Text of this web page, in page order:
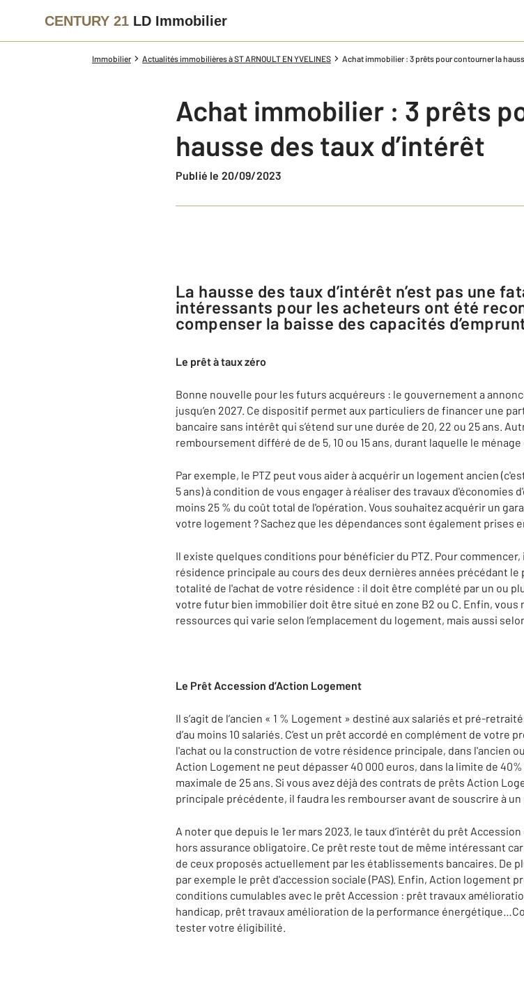
CENTURY 21 LD Immobilier
Immobilier Actualités immobilières à ST ARNOULT EN YVELINES Achat immobilier : 3 prêts pour contourner la
Achat immobilier : 3 prêts
hausse des taux d’intérêt
Publié le 20/09/2023
La hausse des taux d’intérêt n’est pas une fatalité. Plusieurs prêts très
intéressants pour les acheteurs ont été
compenser la baisse des capacités
Le prêt à taux zéro
Bonne nouvelle pour les futurs acquéreurs : le gouvernement a
jusqu’en 2027. Ce dispositif permet aux particuliers de financer une
bancaire sans intérêt qui s’étend sur une durée de 20, 22 ou 25 ans.
remboursement différé de de 5, 10 ou 15 ans, durant laquelle le
Par exemple, le PTZ peut vous aider à acquérir un logement ancien
5 ans) à condition de vous engager à réaliser des travaux
moins 25 % du coût total de l'opération. Vous souhaitez acquérir un
votre logement ? Sachez que les dépendances sont également prises
Il existe quelques conditions pour bénéficier du PTZ. Pour
résidence principale au cours des deux dernières années précédant le
totalité de l'achat de votre résidence : il doit être complété par un ou
votre futur bien immobilier doit être situé en zone B2 ou C. Enfin, vous
ressources qui varie selon l’emplacement du logement, mais aussi
Le Prêt Accession d’Action Logement
Il s’agit de l’ancien « 1 % Logement » destiné aux salariés et pré-
d’au moins 10 salariés. C’est un prêt accordé en complément de
l'achat ou la construction de votre résidence principale, dans l'ancien
Action Logement ne peut dépasser 40 000 euros, dans la limite de
maximale de 25 ans. Si vous avez déjà des contrats de prêts Action
principale précédente, il faudra les rembourser avant de souscrire à
A noter que depuis le 1er mars 2023, le taux d’intérêt du prêt
hors assurance obligatoire. Ce prêt reste tout de même intéressant
de ceux proposés actuellement par les établissements bancaires. De
par exemple le prêt d'accession sociale (PAS). Enfin, Action logement
conditions cumulables avec le prêt Accession : prêt travaux
handicap, prêt travaux amélioration de la performance
tester votre éligibilité.